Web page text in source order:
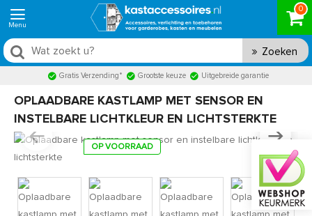
0
Zoeken
Gratis Verzending* Grootste keuze Uitgebreide garantie
OPLAADBARE KASTLAMP MET SENSOR EN
INSTELBARE LICHTKLEUR EN LICHTSTERKTE
OP VOORRAAD